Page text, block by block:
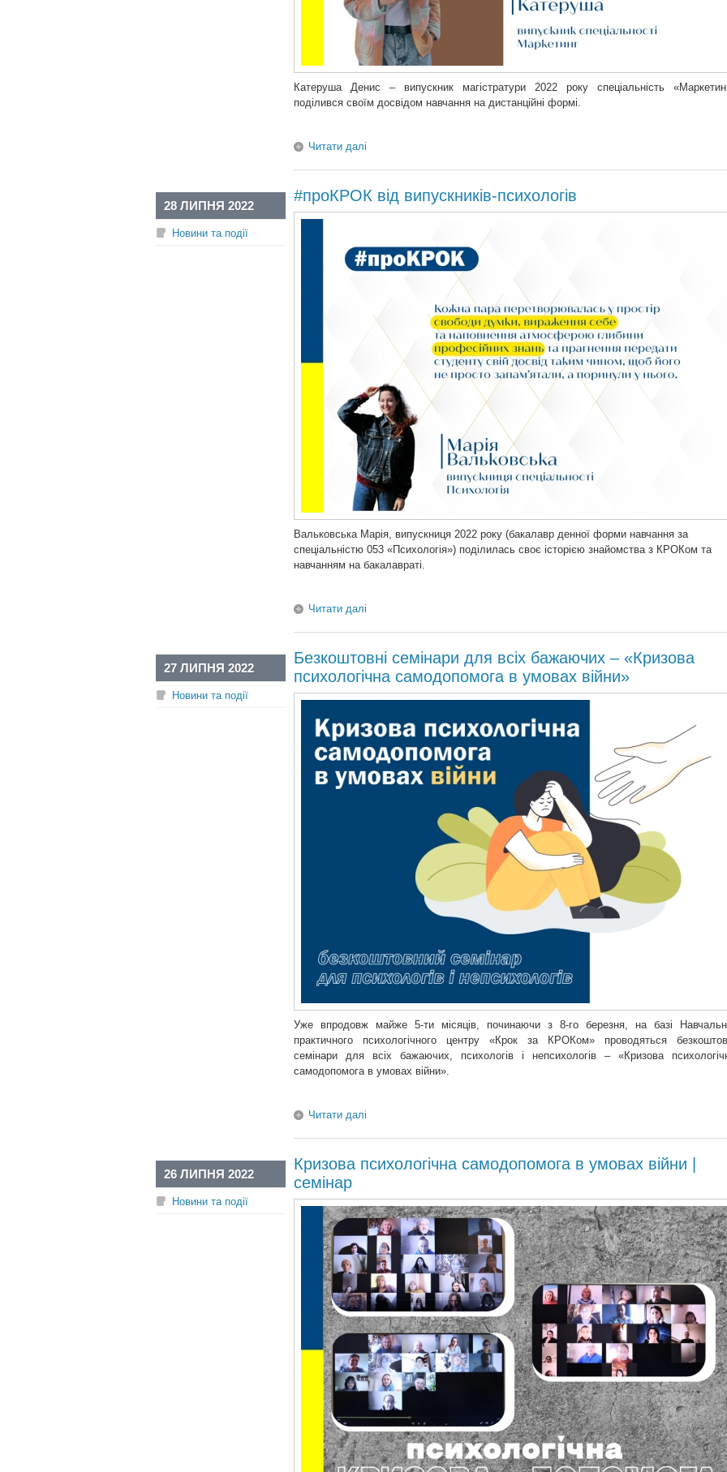
Катеруша Денис – випускник магістратури 2022 року спеціальність
поділився своїм досвідом навчання на дистанційні формі.
Читати далі
#проКРОК від випускників-психологів
28 ЛИПНЯ 2022
Новини та події
Вальковська Марія, випускниця 2022 року (бакалавр денної форми навчання за
спеціальністю 053 «Психологія») поділилась своє історією знайомства з КРОКом та
навчанням на бакалавраті.
Читати далі
Безкоштовні семінари для всіх бажаючих – «Кризова
психологічна самодопомога в умовах війни»
27 ЛИПНЯ 2022
Новини та події
Уже впродовж майже 5-ти місяців, починаючи з 8-го березня, на базі
практичного психологічного центру «Крок за КРОКом» проводяться
семінари для всіх бажаючих, психологів і непсихологів – «Кризова
самодопомога в умовах війни».
Читати далі
Кризова психологічна самодопомога в умовах війни |
семінар
26 ЛИПНЯ 2022
Новини та події